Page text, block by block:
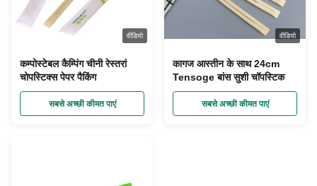
वीडियो
कम्पोस्टेबल कैम्पिंग चीनी रेस्तरां
चोपस्टिक्स पेपर पैकिंग
सबसे अच्छी कीमत पाएं
वीडियो
कागज आस्तीन के साथ 24cm
Tensoge बांस सुशी चॉपस्टिक
सबसे अच्छी कीमत पाएं